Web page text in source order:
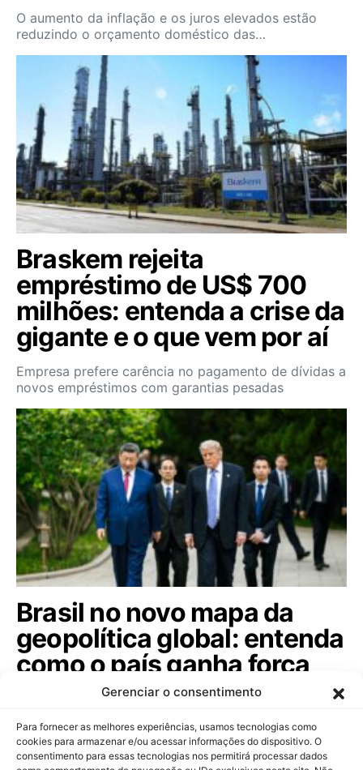
Gerenciar o consentimento
Para fornecer as melhores experiências, usamos tecnologias como
cookies para armazenar e/ou acessar informações do dispositivo. O
consentimento para essas tecnologias nos permitirá processar dados
O aumento da inflação e os juros elevados estão
reduzindo o orçamento doméstico das…
Braskem rejeita
empréstimo de US$ 700
milhões: entenda a crise da
gigante e o que vem por aí
Empresa prefere carência no pagamento de dívidas a
novos empréstimos com garantias pesadas
Brasil no novo mapa da
geopolítica global: entenda
como o país ganha força
entre as potências.
Diplomata Braz Baracuhy analisa a rivalidade entre
EUA e China e as oportunidades…